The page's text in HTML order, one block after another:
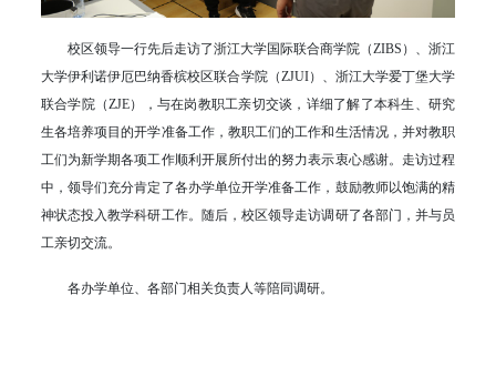
校区领导一行先后走访了浙江大学国际联合商学院（ZIBS）、浙江
大学伊利诺伊厄巴纳香槟校区联合学院（ZJUI）、浙江大学爱丁堡大学
联合学院（ZJE），与在岗教职工亲切交谈，详细了解了本科生、研究
生各培养项目的开学准备工作，教职工们的工作和生活情况，并对教职
工们为新学期各项工作顺利开展所付出的努力表示衷心感谢。走访过程
中，领导们充分肯定了各办学单位开学准备工作，鼓励教师以饱满的精
神状态投入教学科研工作。随后，校区领导走访调研了各部门，并与员
工亲切交流。
各办学单位、各部门相关负责人等陪同调研。